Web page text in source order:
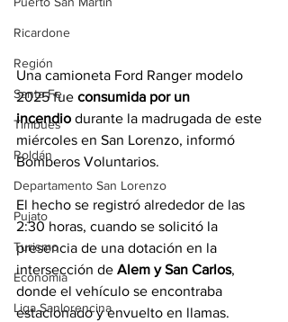
Ricardone
Región
Santa Fe
Timbúes
Roldán
Departamento San Lorenzo
Pujato
Turismo
Economía
Liga Sanlorencina
Una camioneta Ford Ranger modelo
2025 fue consumida por un
incendio durante la madrugada de este
miércoles en San Lorenzo, informó
Bomberos Voluntarios.
El hecho se registró alrededor de las
2:30 horas, cuando se solicitó la
presencia de una dotación en la
intersección de Alem y San Carlos,
donde el vehículo se encontraba
estacionado y envuelto en llamas.